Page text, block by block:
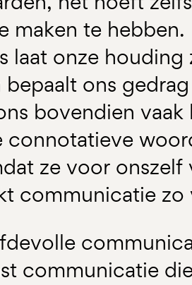
maken te
laat onze houding
bepaalt ons
bovendien
connotatieve
ze voor onszelf
communicatie
communicatie